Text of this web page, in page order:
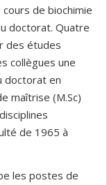
de biochimie
doctorat. Quatre
des études
collègues une
doctorat en
maîtrise (M.Sc)
de 1965 à
les postes de